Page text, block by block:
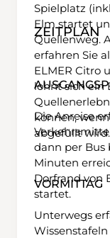
Spielplatz
Elm startet
Quellenweg.
erfahren Sie
ELMER Citro
lohnt sich ein
können,
abgefüllt wird.
ZEITPLAN
Die Anreise
dann per Bus
Minuten
Dorfrand von
startet.
VORMITTAG
Unterwegs